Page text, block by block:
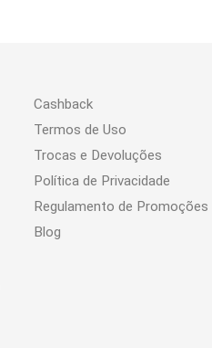
Cashback
Termos de Uso
Trocas e Devoluções
Política de Privacidade
Regulamento de Promoções
Blog